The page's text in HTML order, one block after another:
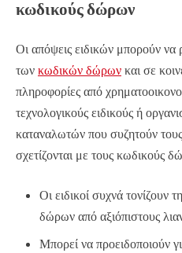
κωδικούς δώρων
Οι απόψεις ειδικών μπορούν να
των κωδικών δώρων και σε
πληροφορίες από
τεχνολογικούς ειδικούς ή
καταναλωτών που συζητούν
σχετίζονται με τους κωδικούς
Οι ειδικοί συχνά τονίζουν
δώρων από αξιόπιστους
Μπορεί να προειδοποιούν